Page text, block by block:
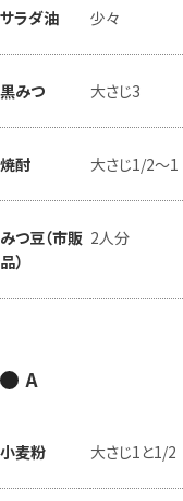
サラダ油 少々
黒みつ 大さじ3
焼酎 大さじ1/2～1
みつ豆（市販
品）
2人分
A
小麦粉 大さじ1と1/2